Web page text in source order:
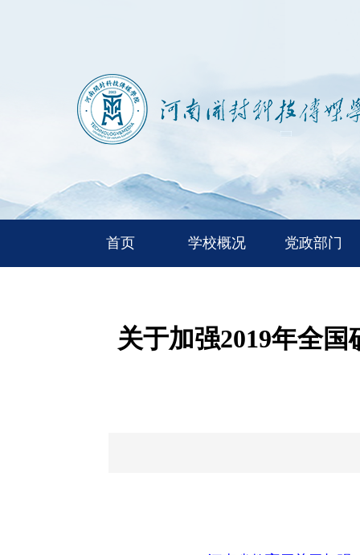
首页 学校概况 党政部门
关于加强2019年全